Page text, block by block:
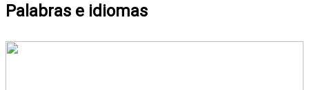
Palabras e idiomas